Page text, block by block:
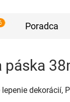
Poradca
páska
dekorácií,